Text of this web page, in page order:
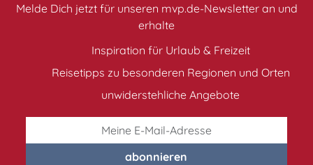
Melde Dich jetzt für unseren mvp.de-Newsletter an und
erhalte
Inspiration für Urlaub & Freizeit
Reisetipps zu besonderen Regionen und Orten
unwiderstehliche Angebote
abonnieren